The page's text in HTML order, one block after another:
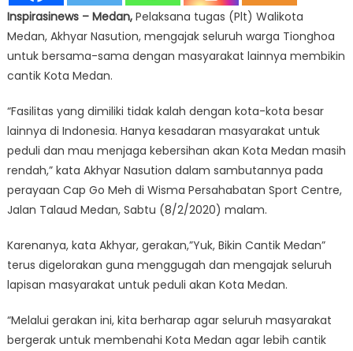
Inspirasinews– Medan,Pelaksana tugas (Plt) Walikota
Medan, Akhyar Nasution, mengajak seluruh warga Tionghoa
untuk bersama-sama dengan masyarakat lainnya membikin
cantik Kota Medan.
“Fasilitas yang dimiliki tidak kalah dengan kota-kota besar
lainnya di Indonesia. Hanya kesadaran masyarakat untuk
peduli dan mau menjaga kebersihan akan Kota Medan masih
rendah,” kata Akhyar Nasution dalam sambutannya pada
perayaan Cap Go Meh di Wisma Persahabatan Sport Centre,
Jalan Talaud Medan, Sabtu (8/2/2020) malam.
Karenanya, kata Akhyar, gerakan,”Yuk, Bikin Cantik Medan”
terus digelorakan guna menggugah dan mengajak seluruh
lapisan masyarakat untuk peduli akan Kota Medan.
“Melalui gerakan ini, kita berharap agar seluruh masyarakat
bergerak untuk membenahi Kota Medan agar lebih cantik